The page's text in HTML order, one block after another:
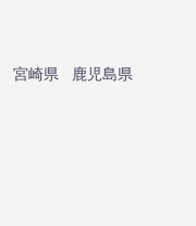
宮崎県
鹿児島県